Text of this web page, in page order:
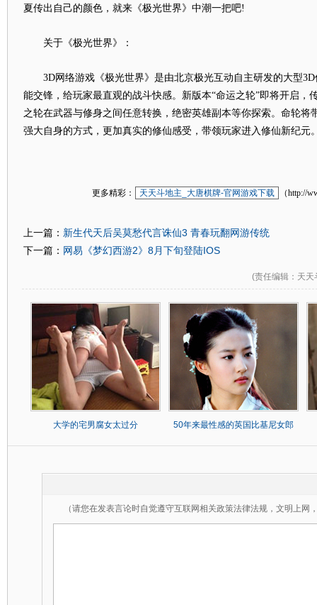
夏传出自己的颜色，就来《极光世界》中潮一把吧!
关于《极光世界》：
3D网络游戏《极光世界》是由北京极光互动自主研发的大型3D
能交锋，给玩家最直观的战斗快感。新版本“命运之轮”即将开启，
之轮在武器与修身之间任意转换，绝密英雄副本等你探索。命轮将
强大自身的方式，更加真实的修仙感受，带领玩家进入修仙新纪元
更多精彩： 天天斗地主_大唐棋牌-官网游戏下载 （http://
上一篇： 新生代天后吴莫愁代言诛仙3 青春玩翻网游传统
下一篇： 网易《梦幻西游2》8月下旬登陆IOS
(责任编辑 ：天
大学的宅男腐女太过分 50年来最性感的英国比基尼女郎
（请您在发表言论时自觉遵守互联网相关政策法律法规，文明上网